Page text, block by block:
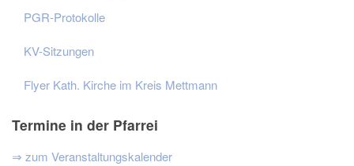
PGR-Protokolle
KV-Sitzungen
Flyer Kath. Kirche im Kreis Mettmann
Termine in der Pfarrei
⇒ zum Veranstaltungskalender